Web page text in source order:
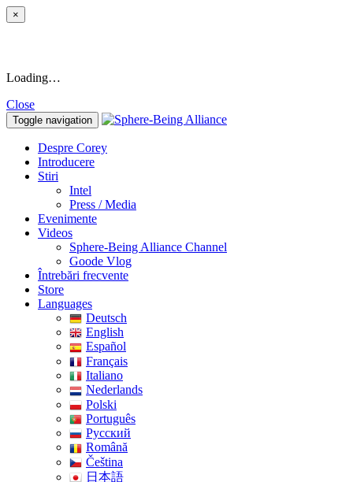
×
Loading…
Close
Toggle navigation
Despre Corey
Introducere
Stiri
Intel
Press / Media
Evenimente
Videos
Sphere-Being Alliance Channel
Goode Vlog
Întrebări frecvente
Store
Languages
Deutsch
English
Español
Français
Italiano
Nederlands
Polski
Português
Pусский
Română
Čeština
日本語